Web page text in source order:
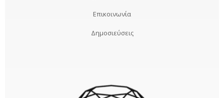
Επικοινωνία
Δημοσιεύσεις